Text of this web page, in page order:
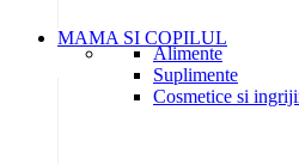
MAMA SI COPILUL
Alimente
Suplimente
Cosmetice si